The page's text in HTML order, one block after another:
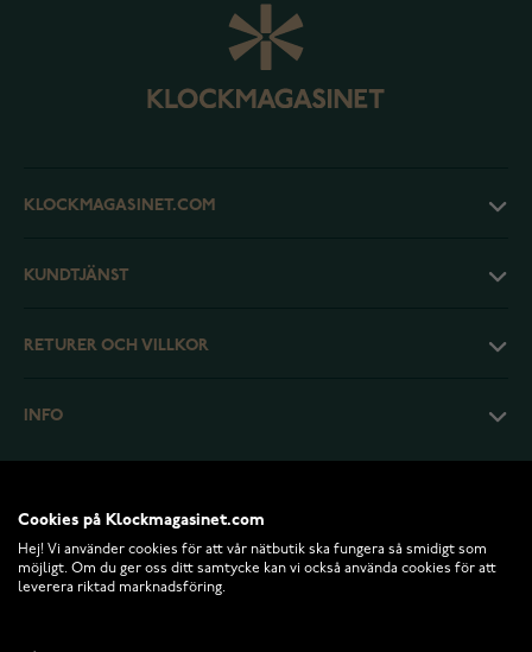
KLOCKMAGASINET.COM
KUNDTJÄNST
RETURER OCH VILLKOR
INFO
Cookies på Klockmagasinet.com
Hej! Vi använder cookies för att vår nätbutik ska fungera så smidigt som
möjligt. Om du ger oss ditt samtycke kan vi också använda cookies för att
leverera riktad marknadsföring.